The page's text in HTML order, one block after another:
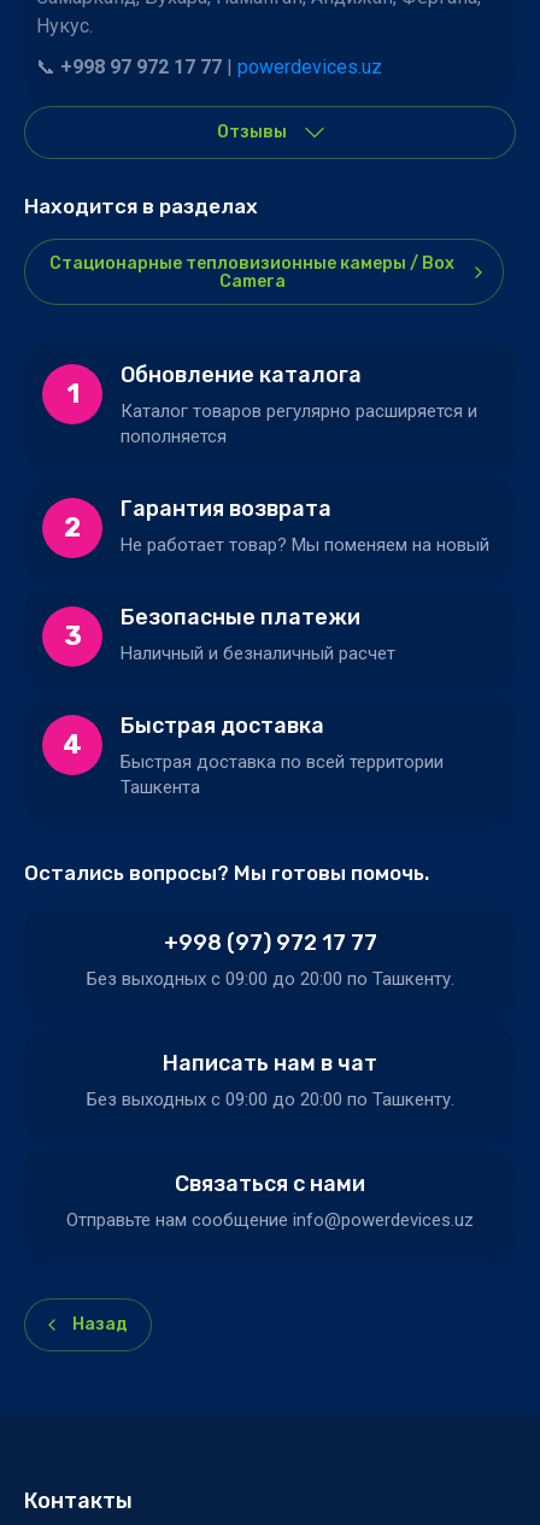
Нукус.
📞 +998 97 972 17 77 | powerdevices.uz
Отзывы
Находится в разделах
Стационарные тепловизионные камеры / Box
Camera
1
Обновление каталога
Каталог товаров регулярно расширяется и
пополняется
2
Гарантия возврата
Не работает товар? Мы поменяем на новый
3
Безопасные платежи
Наличный и безналичный расчет
4
Быстрая доставка
Быстрая доставка по всей территории
Ташкента
Остались вопросы? Мы готовы помочь.
+998 (97) 972 17 77
Без выходных c 09:00 до 20:00 по Ташкенту.
Написать нам в чат
Без выходных c 09:00 до 20:00 по Ташкенту.
Связаться с нами
Отправьте нам сообщение info@powerdevices.uz
Назад
Контакты